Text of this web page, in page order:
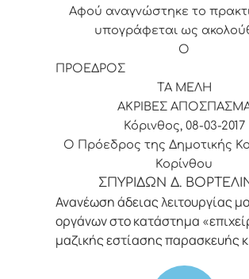
Αφού αναγνώστηκε το
υπογράφεται ως
Ο
ΤΑ ΜΕΛΗ
ΑΚΡΙΒΕΣ
Κόρινθος, 08-03-2017
Ο Πρόεδρος της Δημοτικής
Κορίνθου
ΣΠΥΡΙΔΩΝ Δ.
Ανανέωση άδειας λειτουργίας
οργάνων στο κατάστημα
μαζικής εστίασης παρασκευής κ